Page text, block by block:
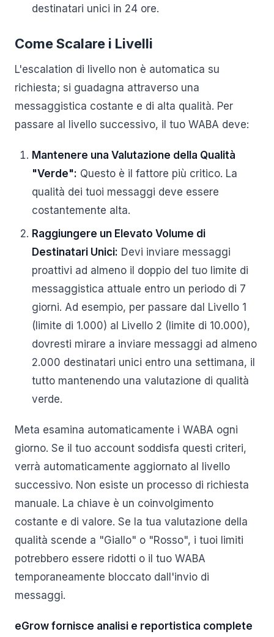
destinatari unici in 24 ore.
Come Scalare i Livelli
L'escalation di livello non è automatica su
richiesta; si guadagna attraverso una
messaggistica costante e di alta qualità. Per
passare al livello successivo, il tuo WABA deve:
Mantenere una Valutazione della Qualità
"Verde": Questo è il fattore più critico. La
qualità dei tuoi messaggi deve essere
costantemente alta.
Raggiungere un Elevato Volume di
Destinatari Unici: Devi inviare messaggi
proattivi ad almeno il doppio del tuo limite di
messaggistica attuale entro un periodo di 7
giorni. Ad esempio, per passare dal Livello 1
(limite di 1.000) al Livello 2 (limite di 10.000),
dovresti mirare a inviare messaggi ad almeno
2.000 destinatari unici entro una settimana, il
tutto mantenendo una valutazione di qualità
verde.
Meta esamina automaticamente i WABA ogni
giorno. Se il tuo account soddisfa questi criteri,
verrà automaticamente aggiornato al livello
successivo. Non esiste un processo di richiesta
manuale. La chiave è un coinvolgimento
costante e di valore. Se la tua valutazione della
qualità scende a "Giallo" o "Rosso", i tuoi limiti
potrebbero essere ridotti o il tuo WABA
temporaneamente bloccato dall'invio di
messaggi.
eGrow fornisce analisi e reportistica complete